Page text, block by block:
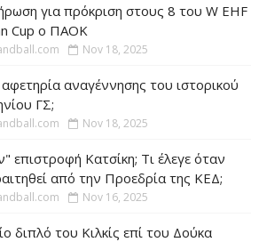
για πρόκριση στους 8 του W EHF
Cup ο ΠΑΟΚ
Nov 18, 2025
αναγέννησης του ιστορικού
ΓΣ;
Nov 18, 2025
επιστροφή Κατσίκη; Τι έλεγε όταν
από την Προεδρία της ΚΕΔ;
Nov 16, 2025
διπλό του Κιλκίς επί του Δούκα